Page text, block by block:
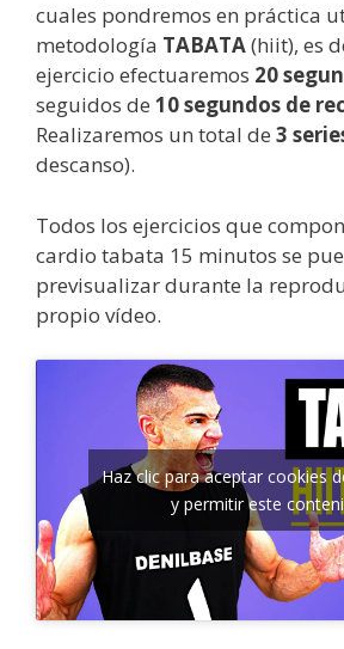
cuales pondremos en práctica
metodología TABATA(hiit), es
ejercicio efectuaremos 20
seguidos de 10 segundos de
Realizaremos un total de 3
descanso).
Todos los ejercicios que
cardio tabata 15 minutos se
previsualizar durante la
propio vídeo.
Haz clic para aceptar cookies
y permitir este